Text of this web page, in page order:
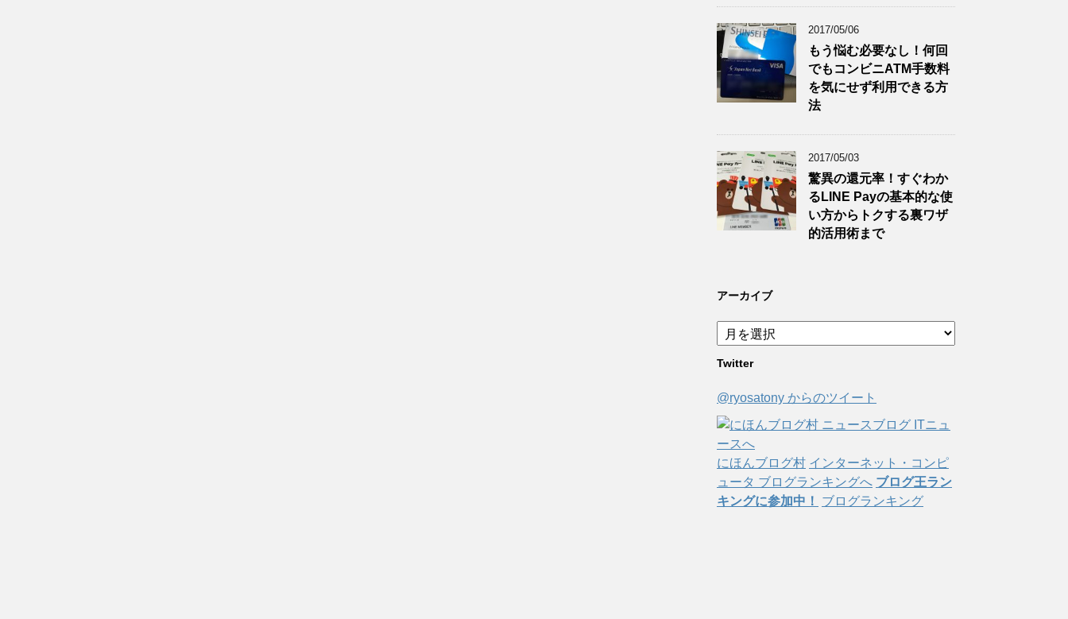
2017/05/06
もう悩む必要なし！何回
でもコンビニATM手数料
を気にせず利用できる方
法
2017/05/03
驚異の還元率！すぐわか
るLINE Payの基本的な使
い方からトクする裏ワザ
的活用術まで
アーカイブ
ア
ー
カ
ブ
Twitter
@ryosatony からのツイート
にほんブログ村 インターネット・コンピ
ュータ ブログランキングへ ブログ王ラン
キングに参加中！
ブログランキング